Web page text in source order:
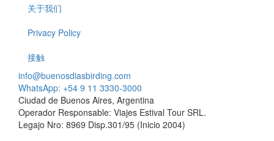
关于我们
Privacy Policy
接触
info@buenosdiasbirding.com
WhatsApp: +54 9 11 3330-3000
Ciudad de Buenos Aires, Argentina
Operador Responsable: Viajes Estival Tour SRL.
Legajo Nro: 8969 Disp.301/95 (Inicio 2004)